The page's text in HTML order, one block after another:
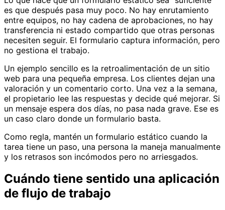
es que después pasa muy poco. No hay enrutamiento
entre equipos, no hay cadena de aprobaciones, no hay
transferencia ni estado compartido que otras personas
necesiten seguir. El formulario captura información, pero
no gestiona el trabajo.
Un ejemplo sencillo es la retroalimentación de un sitio
web para una pequeña empresa. Los clientes dejan una
valoración y un comentario corto. Una vez a la semana,
el propietario lee las respuestas y decide qué mejorar. Si
un mensaje espera dos días, no pasa nada grave. Ese es
un caso claro donde un formulario basta.
Como regla, mantén un formulario estático cuando la
tarea tiene un paso, una persona la maneja manualmente
y los retrasos son incómodos pero no arriesgados.
Cuándo tiene sentido una aplicación
de flujo de trabajo